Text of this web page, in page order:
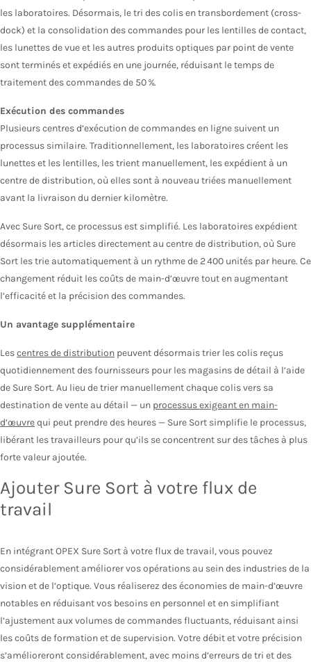
les laboratoires. Désormais, le tri des colis en transbordement (cross-
dock) et la consolidation des commandes pour les lentilles de contact,
les lunettes de vue et les autres produits optiques par point de vente
sont terminés et expédiés en une journée, réduisant le temps de
traitement des commandes de 50 %.
Exécution des commandes
Plusieurs centres d’exécution de commandes en ligne suivent un
processus similaire. Traditionnellement, les laboratoires créent les
lunettes et les lentilles, les trient manuellement, les expédient à un
centre de distribution, où elles sont à nouveau triées manuellement
avant la livraison du dernier kilomètre.
Avec Sure Sort, ce processus est simplifié. Les laboratoires expédient
désormais les articles directement au centre de distribution, où Sure
Sort les trie automatiquement à un rythme de 2 400 unités par heure. Ce
changement réduit les coûts de main-d’œuvre tout en augmentant
l’efficacité et la précision des commandes.
Un avantage supplémentaire
Lescentres de distribution peuvent désormais trier les colis reçus
quotidiennement des fournisseurs pour les magasins de détail à l’aide
de Sure Sort. Au lieu de trier manuellement chaque colis vers sa
destination de vente au détail — un processus exigeant en main-
d’œuvrequi peut prendre des heures — Sure Sort simplifie le processus,
libérant les travailleurs pour qu’ils se concentrent sur des tâches à plus
forte valeur ajoutée.
Ajouter Sure Sort à votre flux de
travail
En intégrant OPEX Sure Sort à votre flux de travail, vous pouvez
considérablement améliorer vos opérations au sein des industries de la
vision et de l’optique. Vous réaliserez des économies de main-d’œuvre
notables en réduisant vos besoins en personnel et en simplifiant
l’ajustement aux volumes de commandes fluctuants, réduisant ainsi
les coûts de formation et de supervision. Votre débit et votre précision
s’amélioreront considérablement, avec moins d’erreurs de tri et des